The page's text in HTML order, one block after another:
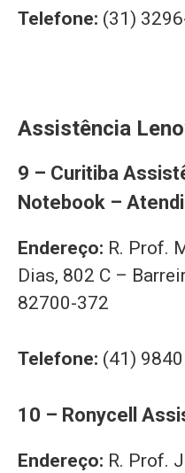
Telefone: (31)
Assistência
9 – Curitiba
Notebook –
Endereço: R. Prof.
Dias, 802 C –
82700-372
Telefone: (41)
10 – Ronycell
Endereço: R. Prof.